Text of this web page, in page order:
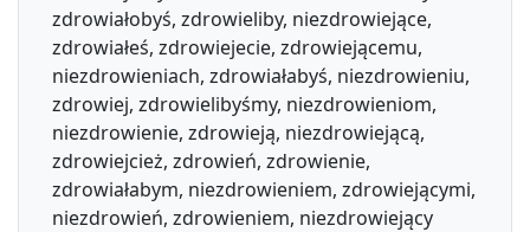
zdrowiałobyś, zdrowieliby, niezdrowiejące,
zdrowiałeś, zdrowiejecie, zdrowiejącemu,
niezdrowieniach, zdrowiałabyś, niezdrowieniu,
zdrowiej, zdrowielibyśmy, niezdrowieniom,
niezdrowienie, zdrowieją, niezdrowiejącą,
zdrowiejcież, zdrowień, zdrowienie,
zdrowiałabym, niezdrowieniem, zdrowiejącymi,
niezdrowień, zdrowieniem, niezdrowiejący